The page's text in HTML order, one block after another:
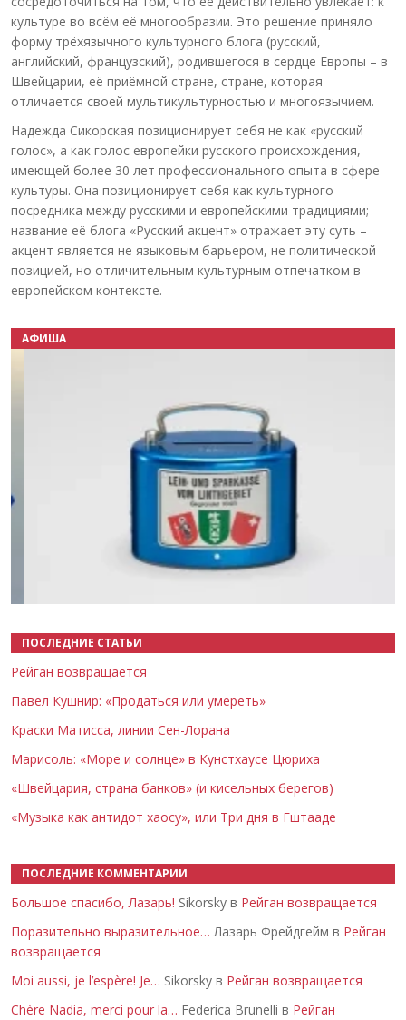
культуре во всём её многообразии. Это решение приняло
форму трёхязычного культурного блога (русский,
английский, французский), родившегося в сердце Европы – в
Швейцарии, её приёмной стране, стране, которая
отличается своей мультикультурностью и многоязычием.
Надежда Сикорская позиционирует себя не как «русский
голос», а как голос европейки русского происхождения,
имеющей более 30 лет профессионального опыта в сфере
культуры. Она позиционирует себя как культурного
посредника между русскими и европейскими традициями;
название её блога «Русский акцент» отражает эту суть –
акцент является не языковым барьером, не политической
позицией, но отличительным культурным отпечатком в
европейском контексте.
АФИША
ПОСЛЕДНИЕ СТАТЬИ
Рейган возвращается
Павел Кушнир: «Продаться или умереть»
Краски Матисса, линии Сен-Лорана
Марисоль: «Море и солнце» в Кунстхаусе Цюриха
«Швейцария, страна банков» (и кисельных берегов)
«Музыка как антидот хаосу», или Три дня в Гштааде
ПОСЛЕДНИЕ КОММЕНТАРИИ
Большое спасибо, Лазарь! Sikorsky в Рейган возвращается
Поразительно выразительное… Лазарь Фрейдгейм в Рейган
возвращается
Moi aussi, je l’espère! Je… Sikorsky в Рейган возвращается
Chère Nadia, merci pour la… Federica Brunelli в Рейган